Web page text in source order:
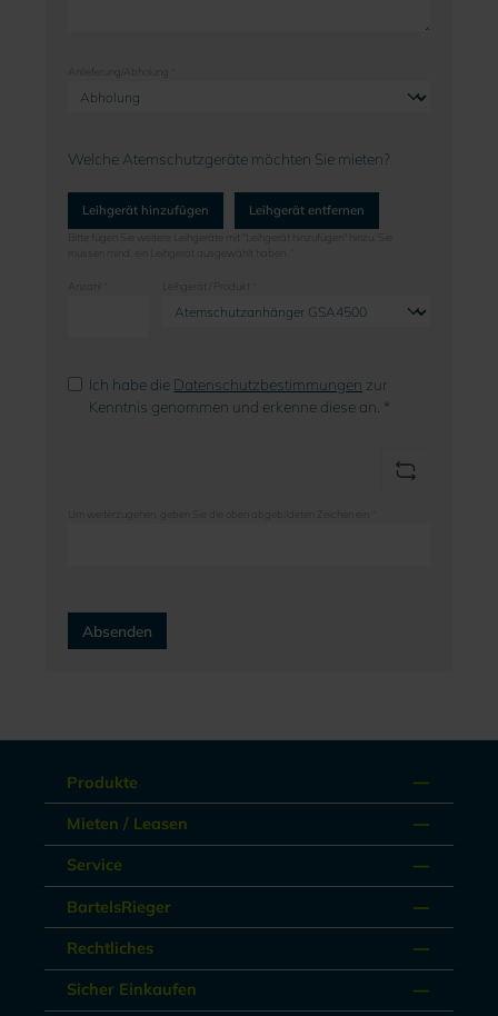
*
Welche Atemschutzgeräte möchten Sie mieten?
Leihgerät hinzufügen Leihgerät entfernen
Bitte fügen Sie weitere Leihgeräte mit "Leihgerät hinzufügen" hinzu. Sie
*
* Leihgerät / Produkt *
Ich habe die Datenschutzbestimmungen zur
Kenntnis genommen und erkenne diese an. *
*
Absenden
Produkte
Mieten / Leasen
Service
BartelsRieger
Rechtliches
Sicher Einkaufen